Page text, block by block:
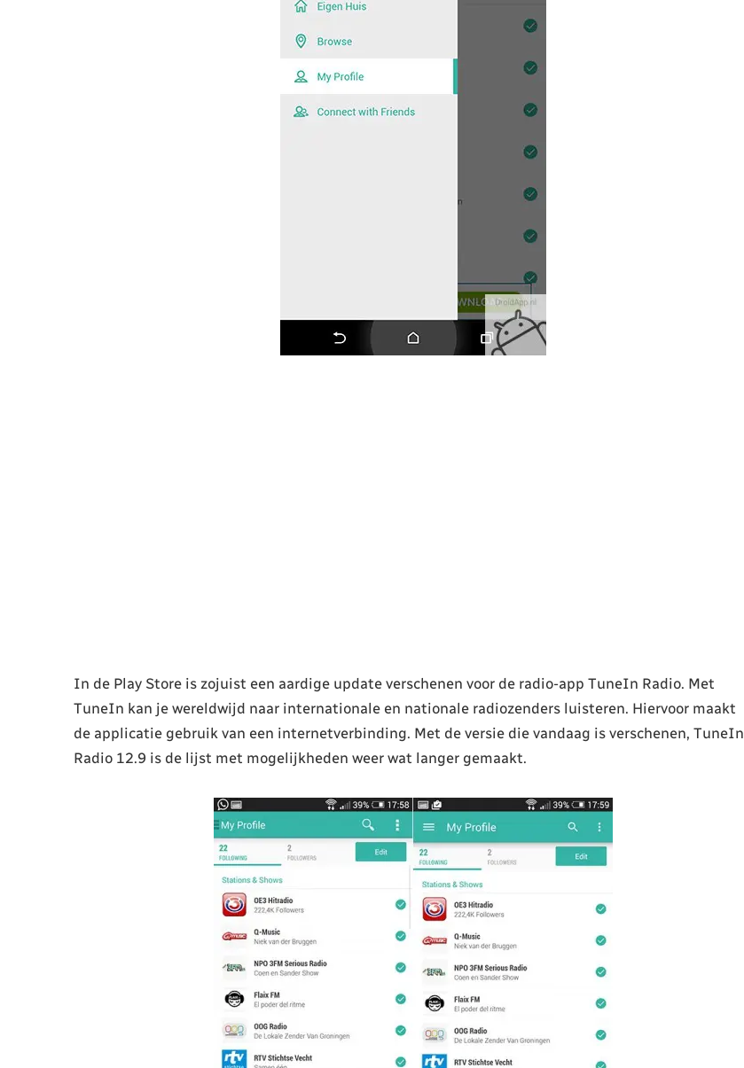
In de Play Store is zojuist een aardige update verschenen voor de radio-app TuneIn Radio. Met
TuneIn kan je wereldwijd naar internationale en nationale radiozenders luisteren. Hiervoor maakt
de applicatie gebruik van een internetverbinding. Met de versie die vandaag is verschenen, TuneIn
Radio 12.9 is de lijst met mogelijkheden weer wat langer gemaakt.